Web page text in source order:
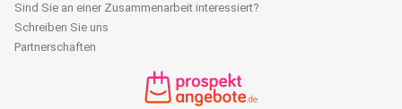
Sind Sie an einer Zusammenarbeit interessiert?
Schreiben Sie uns
Partnerschaften